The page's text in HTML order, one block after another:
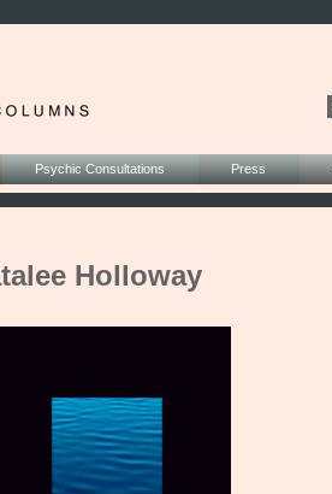
Psychic Consultations Press
Holloway